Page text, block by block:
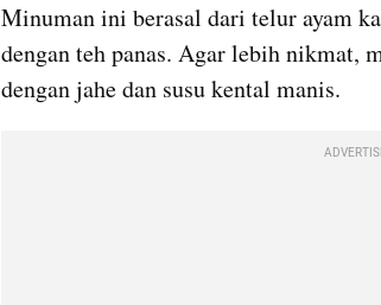
Minuman ini berasal dari telur ayam
dengan teh panas. Agar lebih nikmat,
dengan jahe dan susu kental manis.